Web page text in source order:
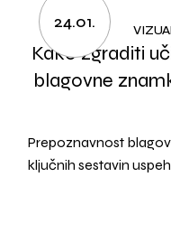
24.01.
Kako zgraditi
blagovne
Prepoznavnost
ključnih sestavin